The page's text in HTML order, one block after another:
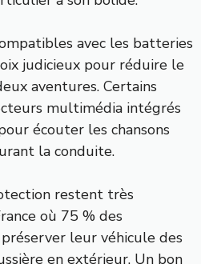
avec les batteries
judicieux pour réduire le
aventures. Certains
multimédia intégrés
écouter les chansons
la conduite.
restent très
où 75 % des
leur véhicule des
en extérieur. Un bon